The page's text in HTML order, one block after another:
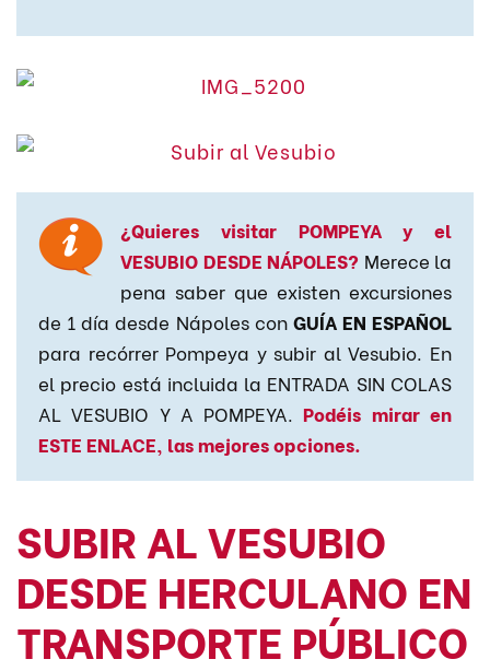
¿Quieres visitar POMPEYA y el
VESUBIO DESDE NÁPOLES? Merece la
pena saber que existen excursiones
de 1 día desde Nápoles con GUÍA EN ESPAÑOL
para recórrer Pompeya y subir al Vesubio. En
el precio está incluida la ENTRADA SIN COLAS
AL VESUBIO Y A POMPEYA.Podéis mirar en
ESTE ENLACE, las mejores opciones.
SUBIR AL VESUBIO
DESDE HERCULANO EN
TRANSPORTE PÚBLICO